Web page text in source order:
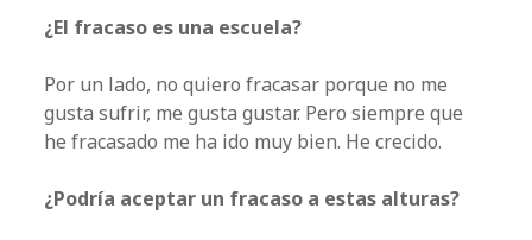
¿El fracaso es una escuela?
Por un lado, no quiero fracasar porque no me
gusta sufrir, me gusta gustar. Pero siempre que
he fracasado me ha ido muy bien. He crecido.
¿Podría aceptar un fracaso a estas alturas?